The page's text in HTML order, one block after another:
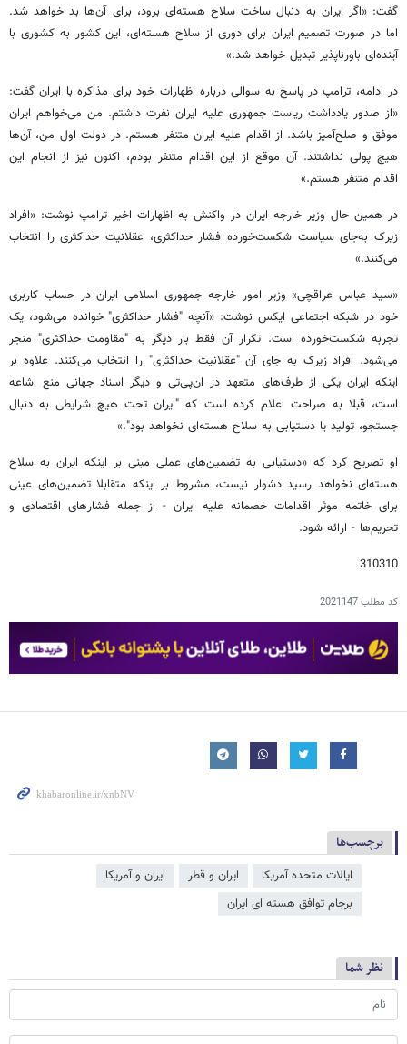
گفت: «اگر ایران به دنبال ساخت سلاح هسته‌ای برود، برای آن‌ها بد خواهد شد.
اما در صورت تصمیم ایران برای دوری از سلاح هسته‌ای، این کشور به کشوری با
آینده‌ای باورناپذیر تبدیل خواهد شد.»
در ادامه، ترامپ در پاسخ به سوالی درباره اظهارات خود برای مذاکره با ایران گفت:
«از صدور یادداشت ریاست جمهوری علیه ایران نفرت داشتم. من می‌خواهم ایران
موفق و صلح‌آمیز باشد. از اقدام علیه ایران متنفر هستم. در دولت اول من، آن‌ها
هیچ پولی نداشتند. آن موقع از این اقدام متنفر بودم، اکنون نیز از انجام این
اقدام متنفر هستم.»
در همین حال وزیر خارجه ایران در واکنش به اظهارات اخیر ترامپ نوشت: «افراد
زیرک به‌جای سیاست شکست‌خورده فشار حداکثری، عقلانیت حداکثری را انتخاب
می‌کنند.»
«سید عباس عراقچی» وزیر امور خارجه جمهوری اسلامی ایران در حساب کاربری
خود در شبکه اجتماعی ایکس نوشت: «آنچه "فشار حداکثری" خوانده می‌شود، یک
تجربه شکست‌خورده است. تکرار آن فقط بار دیگر به "مقاومت حداکثری" منجر
می‌شود. افراد زیرک به جای آن "عقلانیت حداکثری" را انتخاب می‌کنند. علاوه بر
اینکه ایران یکی از طرف‌های متعهد در ان‌پی‌تی و دیگر اسناد جهانی منع اشاعه
است، قبلا به صراحت اعلام کرده است که "ایران تحت هیچ شرایطی به دنبال
جستجو، تولید یا دستیابی به سلاح هسته‌ای نخواهد بود".»
او تصریح کرد که «دستیابی به تضمین‌های عملی مبنی بر اینکه ایران به سلاح
هسته‌ای نخواهد رسید دشوار نیست، مشروط بر اینکه متقابلا تضمین‌های عینی
برای خاتمه موثر اقدامات خصمانه علیه ایران - از جمله فشارهای اقتصادی و
تحریم‌ها - ارائه شود.
310310
کد مطلب2021147
برچسب‌ها
ایالات متحده آمریکا ایران و قطر
ایران و آمریکا
برجام توافق هسته ای ایران
نظر شما